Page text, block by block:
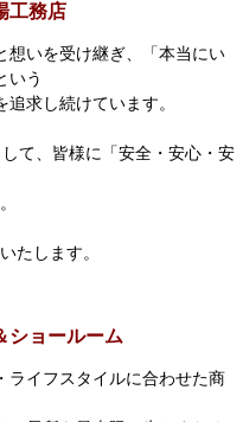
工務店
想いを受け継ぎ、「本当にい
いう
求し続けています。
て、皆様に「安全・安心・安
たします。
ショールーム
ライフスタイルに合わせた商